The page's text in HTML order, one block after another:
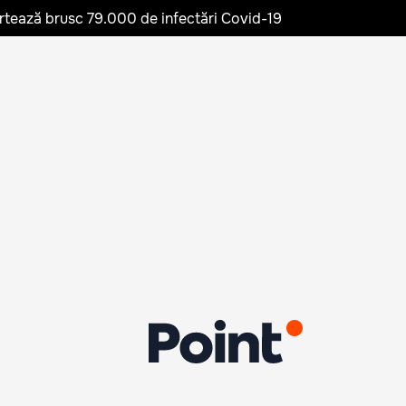
brusc 79.000 de infectări Covid-19